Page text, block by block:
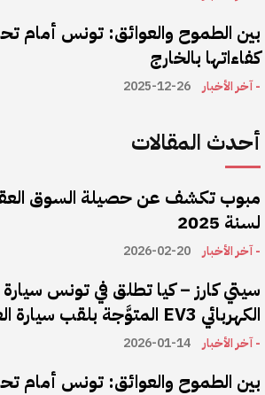
بين الطموح والعوائق: تونس أمام
كفاءاتها بالخارج
- آخر الأخبار 2025-12-26
أحدث المقالات
مبوب تكشف عن حصيلة السوق
لسنة 2025
- آخر الأخبار 2026-02-20
سيتي كارز – كيا تطلق في تونس سيارة
الكهربائي EV3 المتوَّجة بلقب سيارة العام عالميًا
- آخر الأخبار 2026-01-14
بين الطموح والعوائق: تونس أمام